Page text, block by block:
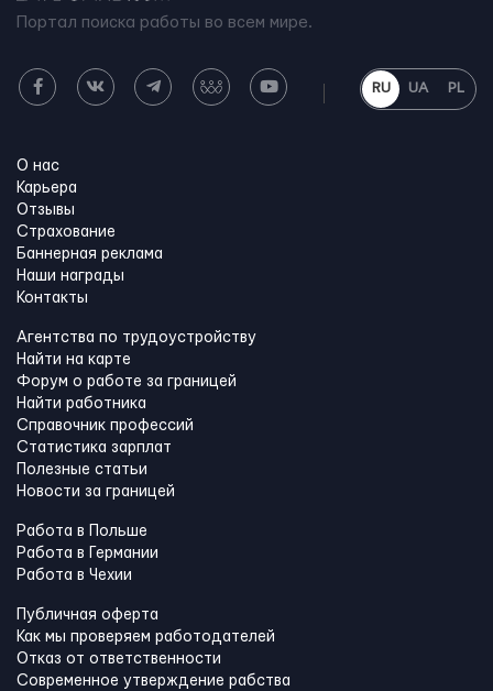
Портал поиска работы во всем мире.
RU UA PL
О нас
Карьера
Отзывы
Страхование
Баннерная реклама
Наши награды
Контакты
Агентства по трудоустройству
Найти на карте
Форум о работе за границей
Найти работника
Справочник профессий
Статистика зарплат
Полезные статьи
Новости за границей
Работа в Польше
Работа в Германии
Работа в Чехии
Публичная оферта
Как мы проверяем работодателей
Отказ от ответственности
Современное утверждение рабства